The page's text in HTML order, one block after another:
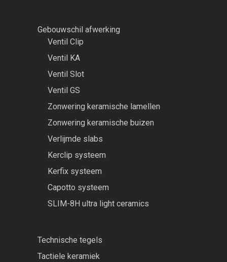
Gebouwschil afwerking
Ventil Clip
Ventil KA
Ventil Slot
Ventil GS
Zonwering keramische lamellen
Zonwering keramische buizen
Verlijmde slabs
Kerclip systeem
Kerfix systeem
Capotto systeem
SLIM-8H ultra light ceramics
Technische tegels
Tactiele keramiek